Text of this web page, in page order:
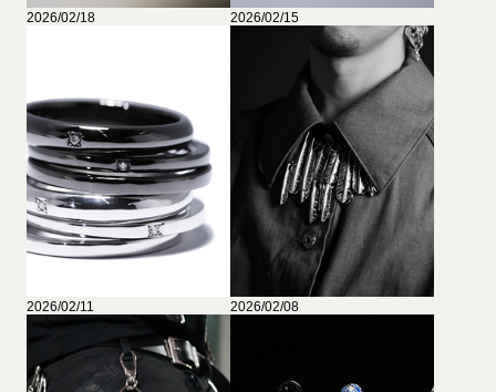
2026/02/18 2026/02/15
2026/02/11 2026/02/08